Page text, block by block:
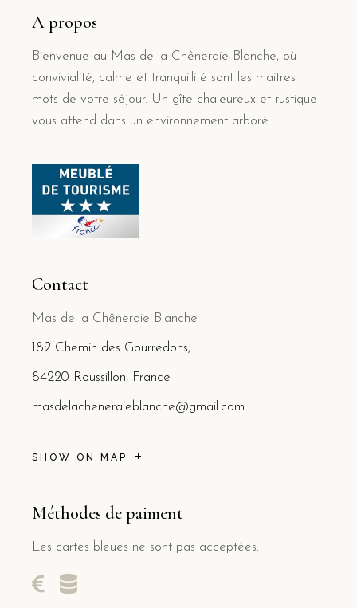
A propos
Bienvenue au Mas de la Chêneraie Blanche, où
convivialité, calme et tranquillité sont les maitres
mots de votre séjour. Un gîte chaleureux et rustique
vous attend dans un environnement arboré.
Contact
Mas de la Chêneraie Blanche
182 Chemin des Gourredons,
84220 Roussillon, France
masdelacheneraieblanche@gmail.com
SHOW ON MAP
Méthodes de paiment
Les cartes bleues ne sont pas acceptées.